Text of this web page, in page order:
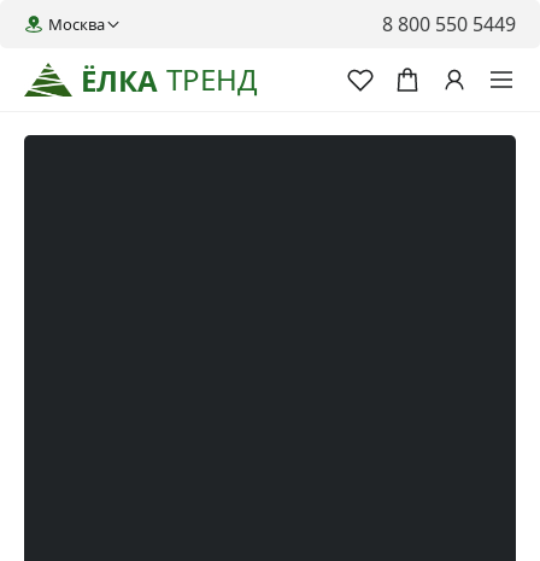
ЁЛКА ТРЕНД
Москва 8 800 550 5449